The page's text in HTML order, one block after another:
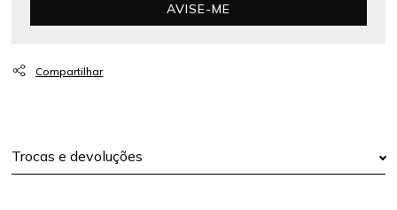
AVISE-ME
Trocas e devoluções